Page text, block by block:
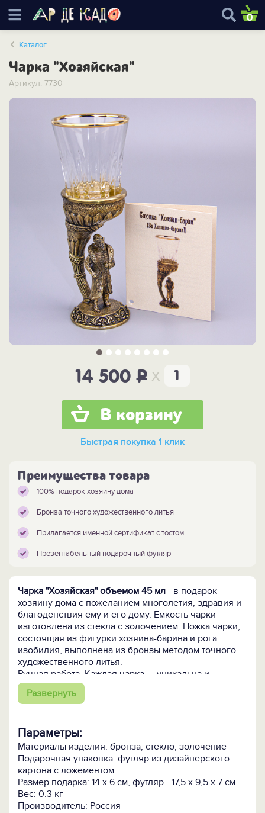
0
Каталог
Чарка "Хозяйская"
Артикул: 7730
14 500P x
В корзину
Быстрая покупка 1 клик
Преимущества товара
100% подарок хозяину дома
Бронза точного художественного литья
Прилагается именной сертификат с тостом
Презентабельный подарочный футляр
Чарка "Хозяйская" объемом 45 мл - в подарок
хозяину дома с пожеланием многолетия, здравия и
благоденствия ему и его дому. Ёмкость чарки
изготовлена из стекла с золочением. Ножка чарки,
состоящая из фигурки хозяина-барина и рога
изобилия, выполнена из бронзы методом точного
художественного литья.
Ручная работа. Каждая чарка — уникальна и
неповторима.
удобно носить, комфортно дарить.
К чарке прилагается именной сертификатс
указанием персонального номера чарки,
рекомендуемого тоста при вручении и
мотивирующих поговорок.
Развернуть
Параметры:
Материалы изделия: бронза, стекло, золочение
Подарочная упаковка: футляр из дизайнерского
картона с ложементом
Размер подарка: 14 х 6 см, футляр - 17,5 х 9,5 х 7 см
Вес: 0.3 кг
Производитель: Россия